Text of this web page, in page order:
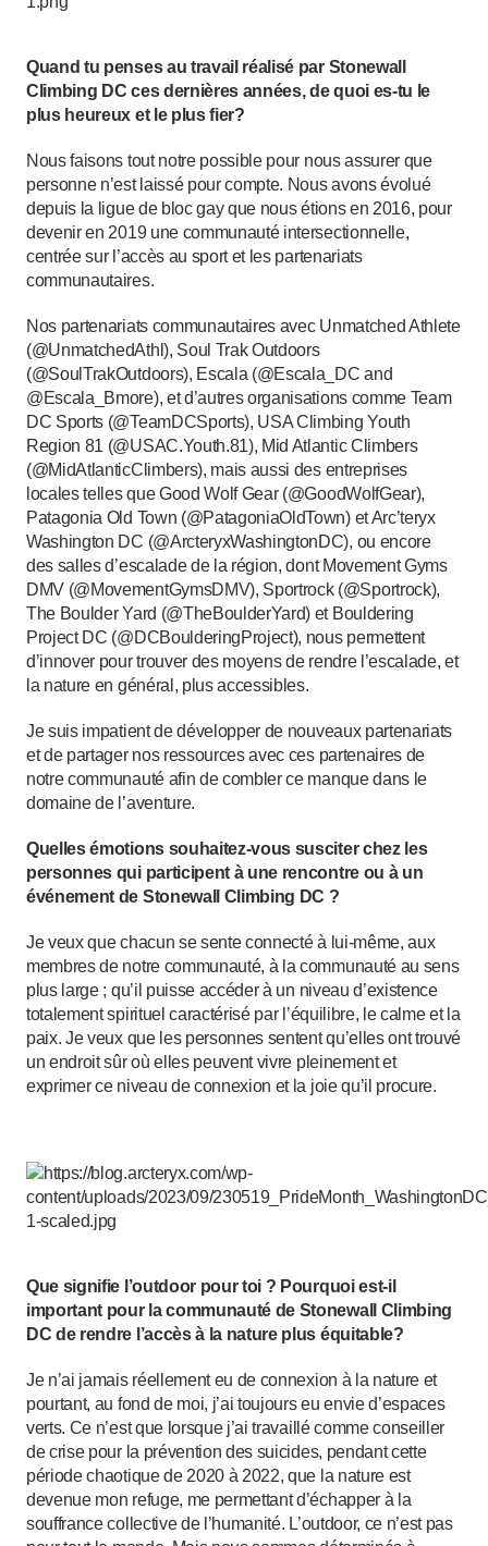
Quand tu penses au travail réalisé par Stonewall
Climbing DC ces dernières années, de quoi es-tu le
plus heureux et le plus fier?
Nous faisons tout notre possible pour nous assurer que
personne n’est laissé pour compte. Nous avons évolué
depuis la ligue de bloc gay que nous étions en 2016, pour
devenir en 2019 une communauté intersectionnelle,
centrée sur l’accès au sport et les partenariats
communautaires.
Nos partenariats communautaires avec Unmatched Athlete
(@UnmatchedAthl), Soul Trak Outdoors
(@SoulTrakOutdoors), Escala (@Escala_DC and
@Escala_Bmore), et d’autres organisations comme Team
DC Sports (@TeamDCSports), USA Climbing Youth
Region 81 (@USAC.Youth.81), Mid Atlantic Climbers
(@MidAtlanticClimbers), mais aussi des entreprises
locales telles que Good Wolf Gear (@GoodWolfGear),
Patagonia Old Town (@PatagoniaOldTown) et Arc’teryx
Washington DC (@ArcteryxWashingtonDC), ou encore
des salles d’escalade de la région, dont Movement Gyms
DMV (@MovementGymsDMV), Sportrock (@Sportrock),
The Boulder Yard (@TheBoulderYard) et Bouldering
Project DC (@DCBoulderingProject), nous permettent
d’innover pour trouver des moyens de rendre l’escalade, et
la nature en général, plus accessibles.
Je suis impatient de développer de nouveaux partenariats
et de partager nos ressources avec ces partenaires de
notre communauté afin de combler ce manque dans le
domaine de l’aventure.
Quelles émotions souhaitez-vous susciter chez les
personnes qui participent à une rencontre ou à un
événement de Stonewall Climbing DC ?
Je veux que chacun se sente connecté à lui-même, aux
membres de notre communauté, à la communauté au sens
plus large ; qu’il puisse accéder à un niveau d’existence
totalement spirituel caractérisé par l’équilibre, le calme et la
paix. Je veux que les personnes sentent qu’elles ont trouvé
un endroit sûr où elles peuvent vivre pleinement et
exprimer ce niveau de connexion et la joie qu’il procure.
Que signifie l’outdoor pour toi ? Pourquoi est-il
important pour la communauté de Stonewall Climbing
DC de rendre l’accès à la nature plus équitable?
Je n’ai jamais réellement eu de connexion à la nature et
pourtant, au fond de moi, j’ai toujours eu envie d’espaces
verts. Ce n’est que lorsque j’ai travaillé comme conseiller
de crise pour la prévention des suicides, pendant cette
période chaotique de 2020 à 2022, que la nature est
devenue mon refuge, me permettant d’échapper à la
souffrance collective de l’humanité. L’outdoor, ce n’est pas